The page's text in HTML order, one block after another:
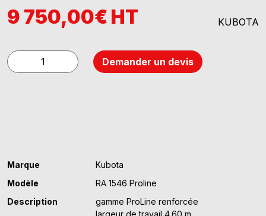
9 750,00€ HT KUBOTA
quantité
de
Demander un devis
Marque
Kubota
Modèle
RA 1546 Proline
Description
gamme ProLine renforcée
largeur de travail 4.60 m